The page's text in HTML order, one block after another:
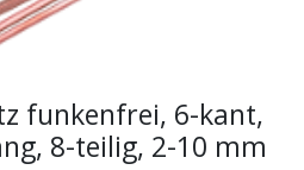
funkenfrei, 6-kant,
8-teilig, 2-10 mm